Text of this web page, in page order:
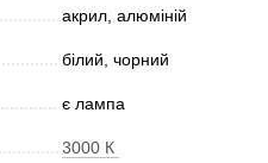
акрил, алюміній
білий, чорний
є лампа
3000 К